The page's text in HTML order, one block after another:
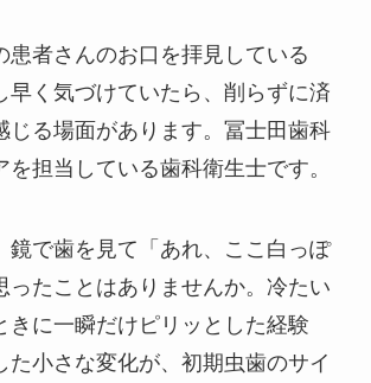
患者さんのお口を拝見している
早く気づけていたら、削らずに済
じる場面があります。冨士田歯科
を担当している歯科衛生士です。
鏡で歯を見て「あれ、ここ白っぽ
ったことはありませんか。冷たい
きに一瞬だけピリッとした経験
た小さな変化が、初期虫歯のサイ